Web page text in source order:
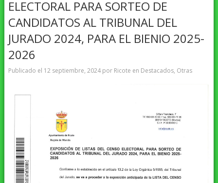
ELECTORAL PARA SORTEO DE
CANDIDATOS AL TRIBUNAL DEL
JURADO 2024, PARA EL BIENIO 2025-
2026
Publicado el 12 septiembre, 2024por Ricote en Destacados, Otras